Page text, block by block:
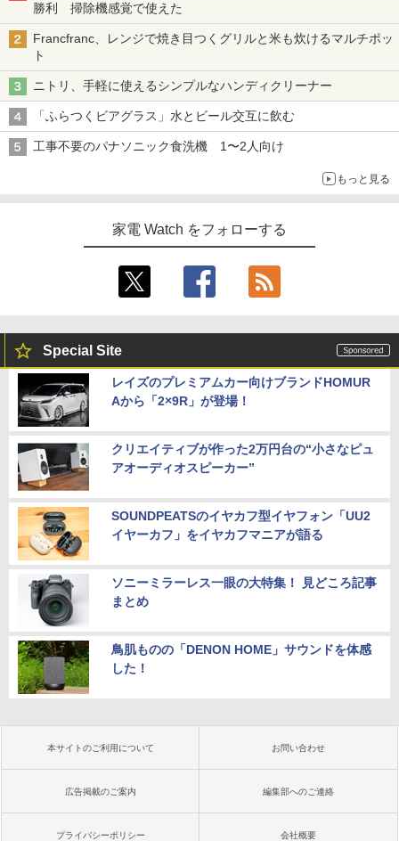
勝利 掃除機感覚で使えた
Francfranc、レンジで焼き目つくグリルと米も炊けるマルチポッ
ト
ニトリ、手軽に使えるシンプルなハンディクリーナー
「ふらつくビアグラス」水とビール交互に飲む
工事不要のパナソニック食洗機 1〜2人向け
もっと見る
家電 Watch をフォローする
Special Site
レイズのプレミアムカー向けブランドHOMUR
Aから「2×9R」が登場！
クリエイティブが作った2万円台の“小さなピュ
アオーディオスピーカー”
SOUNDPEATSのイヤカフ型イヤフォン「UU2
イヤーカフ」をイヤカフマニアが語る
ソニーミラーレス一眼の大特集！ 見どころ記事
まとめ
鳥肌ものの「DENON HOME」サウンドを体感
した！
本サイトのご利用について お問い合わせ
広告掲載のご案内 編集部へのご連絡
プライバシーポリシー 会社概要